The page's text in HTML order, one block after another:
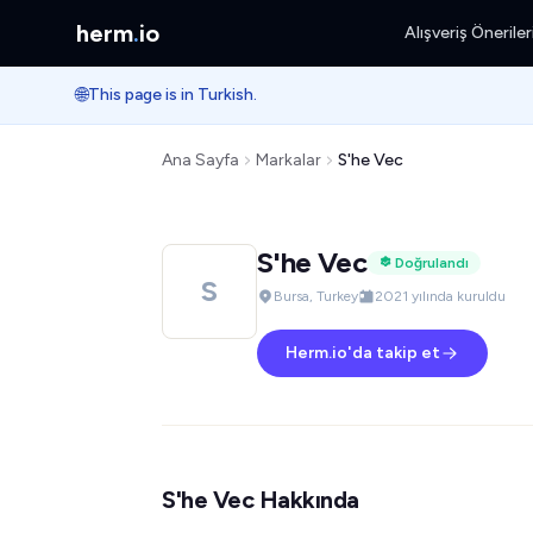
herm.io Alışveriş Önerileri
🌐This page is in Turkish.
Ana Sayfa Markalar S'he Vec
S
S'he Vec
Doğrulandı
Bursa, Turkey
2021 yılında kuruldu
Herm.io'da takip et
S'he Vec Hakkında